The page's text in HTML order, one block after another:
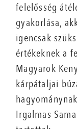
felelősség
gyakorlása,
igencsak
értékeknek a
Magyarok
kárpátaljai
Irgalmas